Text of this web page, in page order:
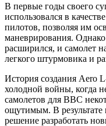
В первые годы своего
использовался в
пилотов, позволяя им
маневрирования.
расширился, и самолет
легкого штурмовика и
История создания Aero
холодной войны, когда
самолетов для ВВС
ощутимым. В результате
решение разработать